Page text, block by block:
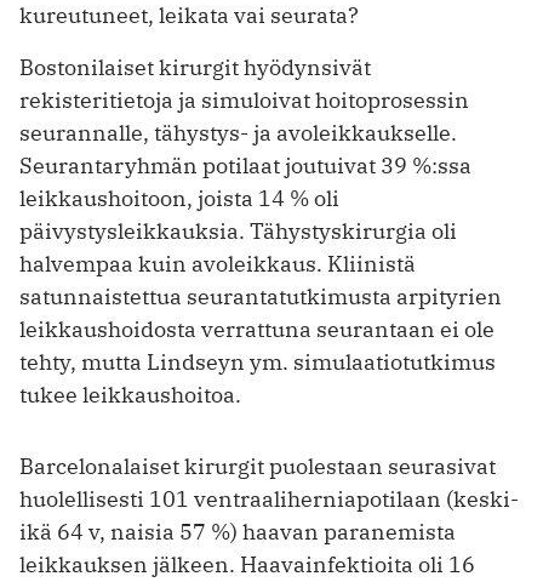
kureutuneet, leikata vai seurata?
Bostonilaiset kirurgit hyödynsivät
rekisteritietoja ja simuloivat hoitoprosessin
seurannalle, tähystys- ja avoleikkaukselle.
Seurantaryhmän potilaat joutuivat 39 %:ssa
leikkaushoitoon, joista 14 % oli
päivystysleikkauksia. Tähystyskirurgia oli
halvempaa kuin avoleikkaus. Kliinistä
satunnaistettua seurantatutkimusta arpityrien
leikkaushoidosta verrattuna seurantaan ei ole
tehty, mutta Lindseyn ym. simulaatiotutkimus
tukee leikkaushoitoa.
Barcelonalaiset kirurgit puolestaan seurasivat
huolellisesti 101 ventraaliherniapotilaan (keski-
ikä 64 v, naisia 57 %) haavan paranemista
leikkauksen jälkeen. Haavainfektioita oli 16